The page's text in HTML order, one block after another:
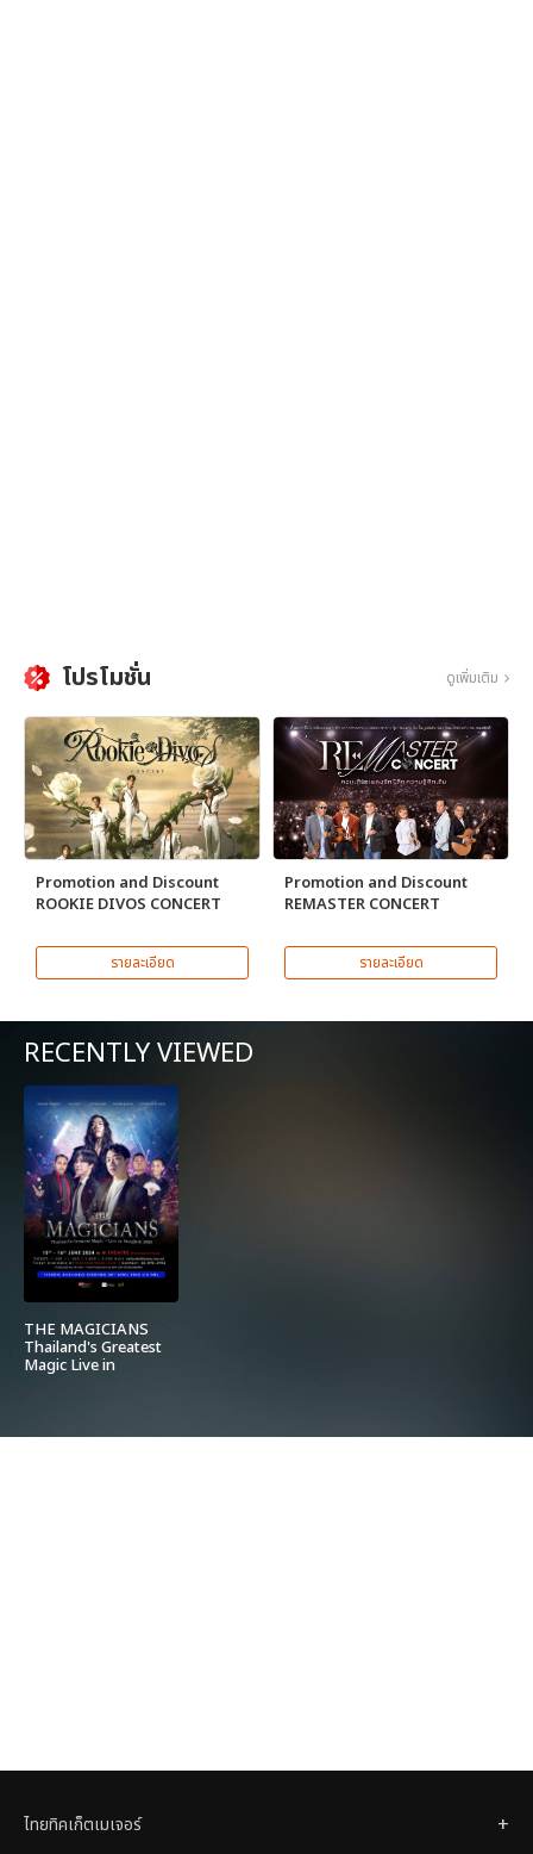
โปรโมชั่น ดูเพิ่มเติม
Promotion and Discount
ROOKIE DIVOS CONCERT
รายละเอียด
Promotion and Discount
REMASTER CONCERT
รายละเอียด
RECENTLY VIEWED
THE MAGICIANS
Thailand's Greatest
Magic Live in
ไทยทิคเก็ตเมเจอร์